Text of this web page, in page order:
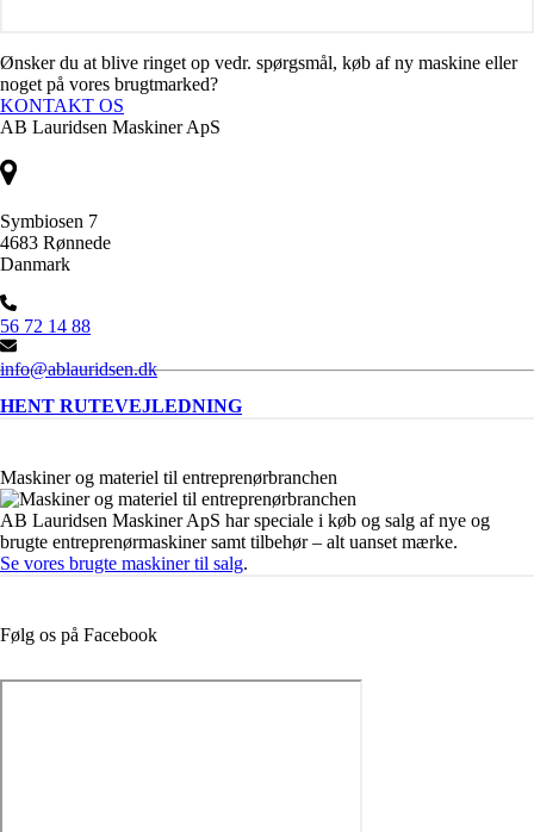
Ønsker du at blive ringet op vedr. spørgsmål, køb af ny maskine eller
noget på vores brugtmarked?
KONTAKT OS
AB Lauridsen Maskiner ApS
Symbiosen 7
4683 Rønnede
Danmark
56 72 14 88
info@ablauridsen.dk
HENT RUTEVEJLEDNING
Maskiner og materiel til entreprenørbranchen
AB Lauridsen Maskiner ApS har speciale i køb og salg af nye og
brugte entreprenørmaskiner samt tilbehør – alt uanset mærke.
Se vores brugte maskiner til salg.
Følg os på Facebook